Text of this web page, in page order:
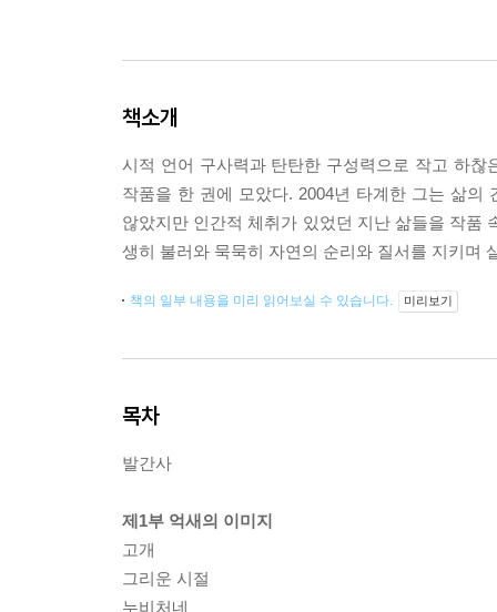
책소개
시적 언어 구사력과 탄탄한 구성력으로 작고 하
작품을 한 권에 모았다. 2004년 타계한 그는 삶의
않았지만 인간적 체취가 있었던 지난 삶들을 작품
생히 불러와 묵묵히 자연의 순리와 질서를 지키며
책의 일부 내용을 미리 읽어보실 수 있습니다. 미리보기
목차
발간사
제1부 억새의 이미지
고개
그리운 시절
누비처네